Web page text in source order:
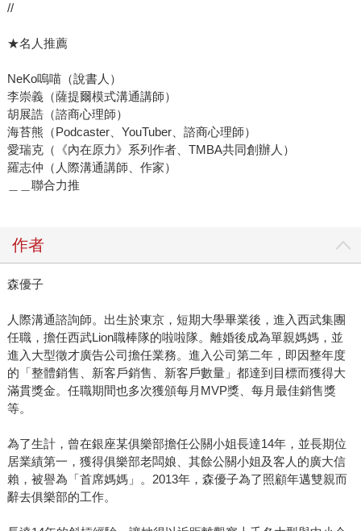
//
★名人推薦
NeKo嗚喵（說書人）
李崇義（薩提爾模式溝通講師）
胡展誥（諮商心理師）
海苔熊（Podcaster、YouTuber、諮商心理師）
愛瑞克（《內在原力》系列作者、TMBA共同創辦人）
羅志仲（人際溝通講師、作家）
＿＿聯合力推
作者
森優子
人際溝通諮詢師。出生於東京，短期大學畢業後，進入西武集團
任職，擔任西武Lion職棒隊的啦啦隊。離婚後成為單親媽媽，並
進入大型徵才廣告公司擔任業務。進入公司第二年，即因整年度
的「整體銷售、新客戶銷售、新客戶數量」都達到目標而獲得大
滿貫獎金。任職期間也多次獲頒每月MVP獎、每月最佳銷售獎
等。
為了生計，曾在銀座某俱樂部擔任公關小姐長達14年，並長期位
居業績第一，獲得俱樂部老闆娘、其餘公關小姐及客人的廣大信
賴，被譽為「首席媽媽」。2013年，森優子為了照顧年邁雙親而
辭去俱樂部的工作。